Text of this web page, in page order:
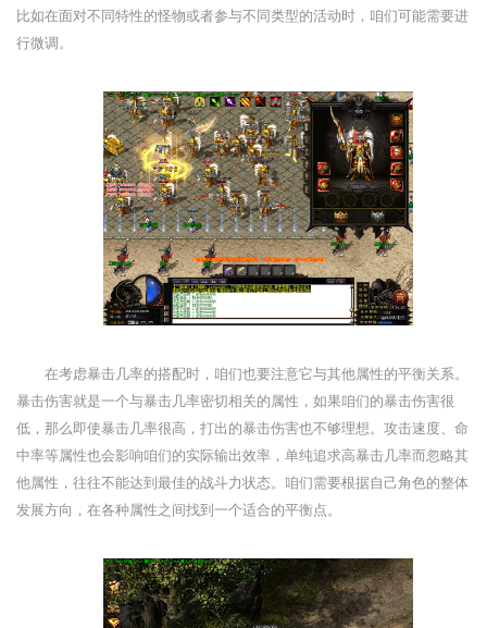
比如在面对不同特性的怪物或者参与不同类型的活动时，咱们可能需要进
行微调。
在考虑暴击几率的搭配时，咱们也要注意它与其他属性的平衡关系。
暴击伤害就是一个与暴击几率密切相关的属性，如果咱们的暴击伤害很
低，那么即使暴击几率很高，打出的暴击伤害也不够理想。攻击速度、命
中率等属性也会影响咱们的实际输出效率，单纯追求高暴击几率而忽略其
他属性，往往不能达到最佳的战斗力状态。咱们需要根据自己角色的整体
发展方向，在各种属性之间找到一个适合的平衡点。